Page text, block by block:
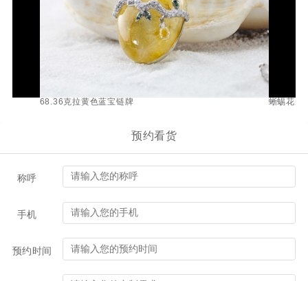
68.36克拉黄色蓝宝链牌 蜥蜴花朵
预约看货
称呼
手机
预约时间